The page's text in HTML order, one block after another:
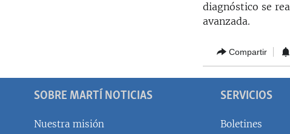
diagnóstico se
avanzada.
Compartir
SOBRE MARTÍ NOTICIAS
Nuestra misión
SERVICIOS
Boletines